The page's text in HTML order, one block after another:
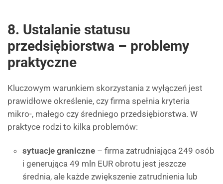
8. Ustalanie statusu
przedsiębiorstwa – problemy
praktyczne
Kluczowym warunkiem skorzystania z wyłączeń jest
prawidłowe określenie, czy firma spełnia kryteria
mikro-, małego czy średniego przedsiębiorstwa. W
praktyce rodzi to kilka problemów:
sytuacje graniczne – firma zatrudniająca 249 osób
i generująca 49 mln EUR obrotu jest jeszcze
średnia, ale każde zwiększenie zatrudnienia lub